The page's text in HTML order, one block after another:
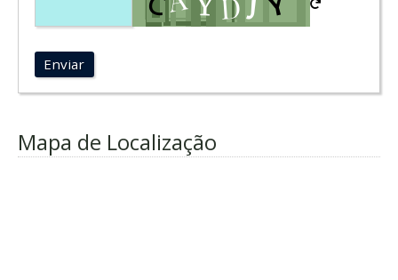
Enviar
Mapa de Localização